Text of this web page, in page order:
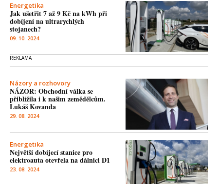
Energetika
Jak ušetřit 7 až 9 Kč na kWh při
dobíjení na ultrarychlých
stojanech?
09. 10. 2024
Názory a rozhovory
NÁZOR: Obchodní válka se
přiblížila i k našim zemědělcům.
Lukáš Kovanda
29. 08. 2024
Energetika
Největší dobíjecí stanice pro
elektroauta otevřela na dálnici D1
23. 08. 2024